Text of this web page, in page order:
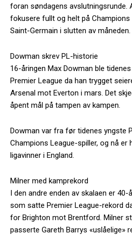
foran søndagens avslutningsrunde.
fokusere fullt og helt på
Saint-Germain i slutten av måneden.
Dowman skrev PL-historie
16-åringen Max Dowman ble
Premier League da han trygget
Arsenal mot Everton i mars. Det
åpent mål på tampen av kampen.
Dowman var fra før tidenes yngste
Champions League-spiller, og nå er
ligavinner i England.
Milner med kamprekord
I den andre enden av skalaen er 40-
som satte Premier League-rekord
for Brighton mot Brentford. Milner
passerte Gareth Barrys «uslåelige»